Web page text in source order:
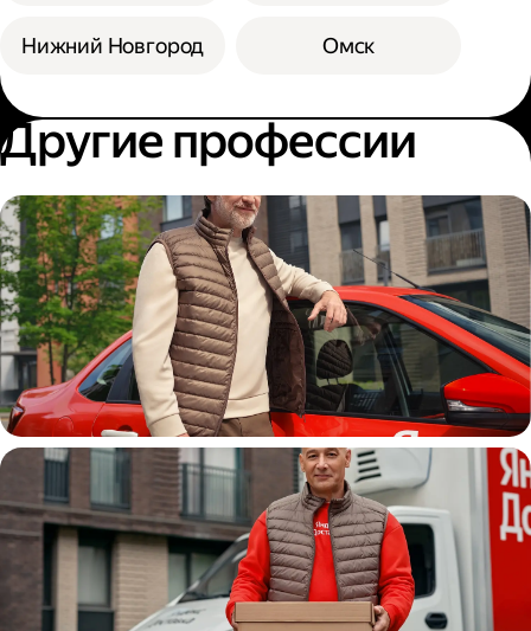
Нижний Новгород Омск
Другие профессии
Автокурьер